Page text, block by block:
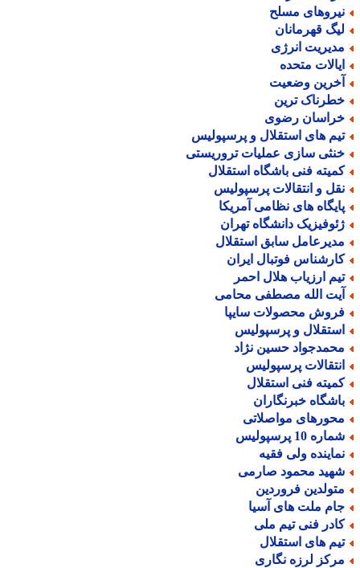
مسلح
قهرمانان
انرژی
متحده
وضعیت
ترین
رضوی
های استقلال و پرسپولیس
سازی عملیات تروریستی
فنی باشگاه استقلال
و انتقالات پرسپولیس
های نظامی آمریکا
دانشگاه تهران
سابق استقلال
فوتبال ایران
ارزیاب هلال احمر
الله مصطفی محامی
محصولات سایپا
و پرسپولیس
حسین نژاد
پرسپولیس
فنی استقلال
خبرنگاران
مواصلاتی
10 پرسپولیس
ولی فقیه
محمود صارمی
فروردین
ملت های آسیا
فنی تیم ملی
های استقلال
لرزه نگاری